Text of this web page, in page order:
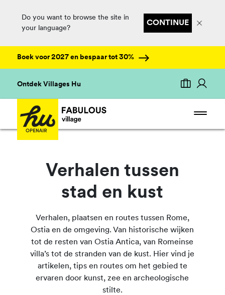
Do you want to browse the site in
your language?
CONTINUE
Boek voor 2027 en bespaar tot 30%
Ontdek Villages Hu
Verhalen tussen
stad en kust
Verhalen, plaatsen en routes tussen Rome,
Ostia en de omgeving. Van historische wijken
tot de resten van Ostia Antica, van Romeinse
villa’s tot de stranden van de kust. Hier vind je
artikelen, tips en routes om het gebied te
ervaren door kunst, zee en archeologische
stilte.